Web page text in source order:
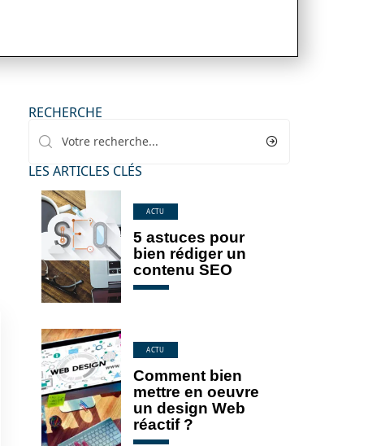
RECHERCHE
LES ARTICLES CLÉS
ACTU
5 astuces pour
bien rédiger un
contenu SEO
ACTU
Comment bien
mettre en oeuvre
un design Web
réactif ?